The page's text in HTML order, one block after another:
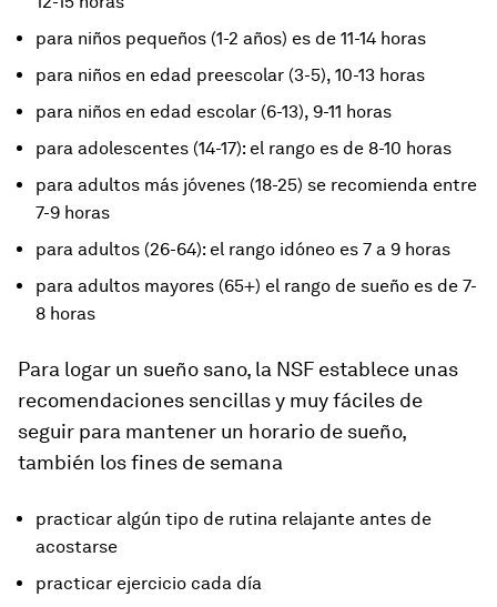
para niños pequeños (1-2 años) es de 11-14 horas
para niños en edad preescolar (3-5), 10-13 horas
para niños en edad escolar (6-13), 9-11 horas
para adolescentes (14-17): el rango es de 8-10 horas
para adultos más jóvenes (18-25) se recomienda entre
7-9 horas
para adultos (26-64): el rango idóneo es 7 a 9 horas
para adultos mayores (65+) el rango de sueño es de 7-
8 horas
Para logar un sueño sano, la NSF establece unas
recomendaciones sencillas y muy fáciles de
seguir para mantener un horario de sueño,
también los fines de semana
practicar algún tipo de rutina relajante antes de
acostarse
practicar ejercicio cada día